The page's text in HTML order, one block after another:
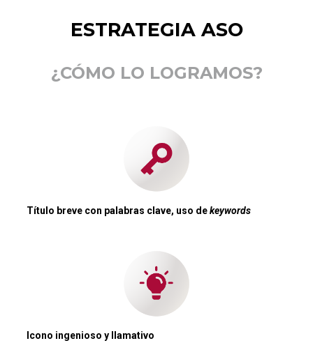
ESTRATEGIA ASO
¿CÓMO LO LOGRAMOS?
Título breve con palabras clave, uso dekeywords
Icono ingenioso y llamativo